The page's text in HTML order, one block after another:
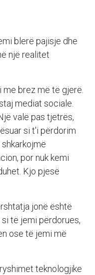
blerë pajisje dhe
një realitet
me brez më të gjerë.
mediat sociale.
valë pas tjetrës,
si t'i përdorim
por nuk kemi
Kjo pjesë
jonë është
të jemi përdorues,
ose të jemi më
teknologjike